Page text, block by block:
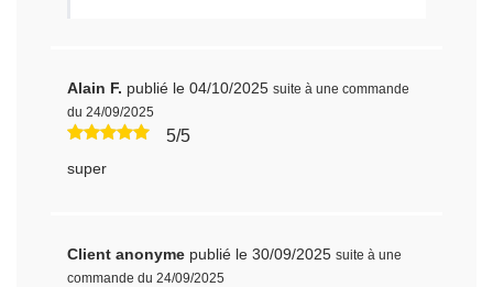
Alain F. publié le 04/10/2025 suite à une commande
du 24/09/2025
5/5
super
Client anonyme publié le 30/09/2025 suite à une
commande du 24/09/2025